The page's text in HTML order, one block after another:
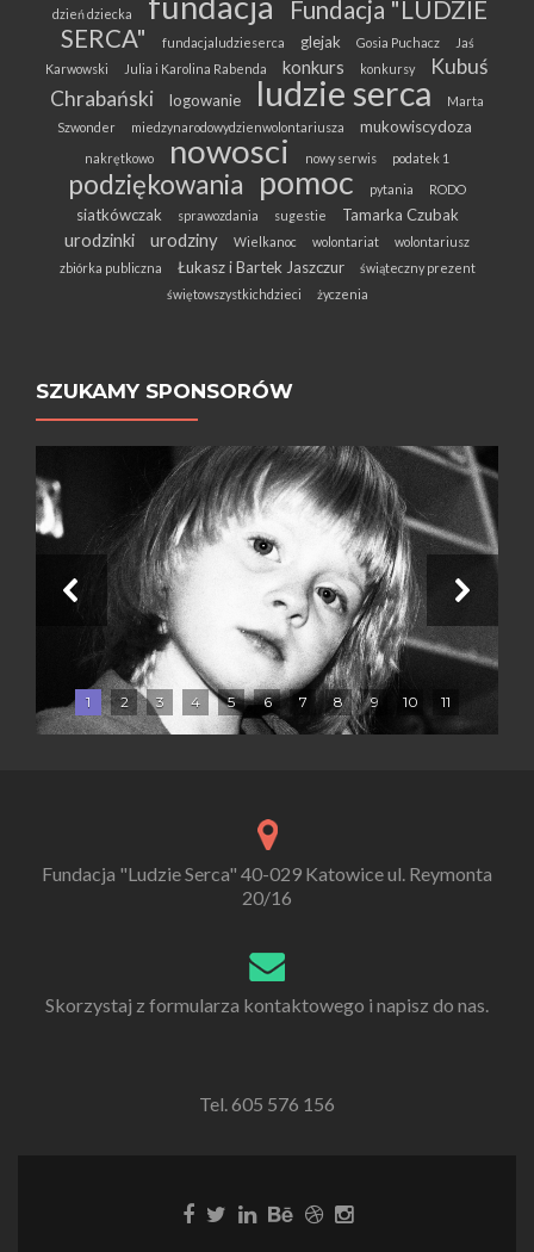
dzień dziecka
Fundacja "LUDZIE
SERCA"
fundacjaludzieserca glejak Gosia Puchacz
Jaś
Karwowski
Julia i Karolina Rabenda konkurs konkursy
Kubuś
Chrabański
logowanie ludzie serca
Marta
Szwonder
miedzynarodowydzienwolontariusza mukowiscydoza
nakrętkowo nowosci nowy serwis podatek 1
podziękowania pomoc pytania RODO
siatkówczak sprawozdania sugestie Tamarka Czubak
urodzinki urodziny Wielkanoc wolontariat
wolontariusz
zbiórka publiczna
Łukasz i Bartek Jaszczur
świąteczny prezent
świętowszystkichdzieci
życzenia
SZUKAMY SPONSORÓW
1 2 3 4 5 6 7 8 9 10 11
Fundacja "Ludzie Serca" 40-029 Katowice ul. Reymonta
20/16
Skorzystaj z formularza kontaktowego i napisz do nas.
Tel. 605 576 156